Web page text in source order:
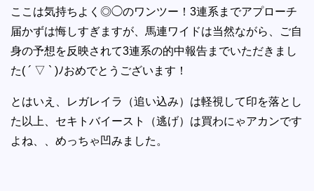
ここは気持ちよく◎◯のワンツー！3連系までアプローチ
届かずは悔しすぎますが、馬連ワイドは当然ながら、ご自
身の予想を反映されて3連系の的中報告までいただきまし
た( ´ ▽ ` )ﾉおめでとうございます！
とはいえ、レガレイラ（追い込み）は軽視して印を落とし
た以上、セキトバイースト（逃げ）は買わにゃアカンです
よね、、めっちゃ凹みました。